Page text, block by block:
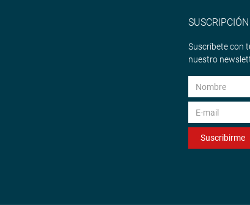
SUSCRIPCIÓN
Suscríbete con
nuestro
Suscribirme